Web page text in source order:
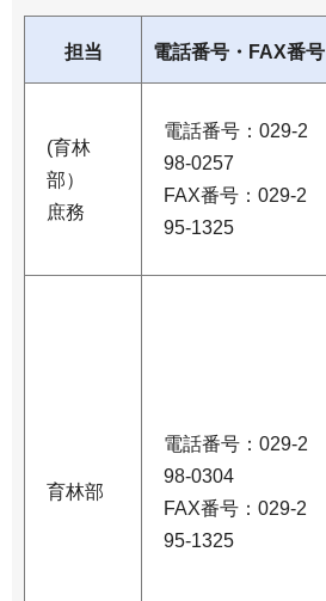
担当 電話番号・FAX番号
(育林
部）
庶務
電話番号：029-2
98-0257
FAX番号：029-2
95-1325
育林部
電話番号：029-2
98-0304
FAX番号：029-2
95-1325